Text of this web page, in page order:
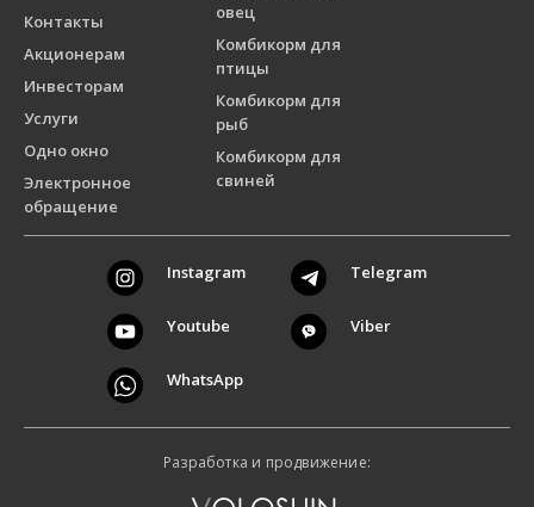
овец
Комбикорм для
птицы
Комбикорм для
рыб
Комбикорм для
свиней
Контакты
Акционерам
Инвесторам
Услуги
Одно окно
Электронное
обращение
Instagram Telegram
Youtube Viber
WhatsApp
Разработка и продвижение: